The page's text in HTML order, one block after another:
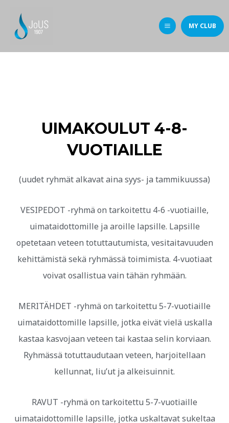
MY CLUB
UIMAKOULUT 4-8-
VUOTIAILLE
(uudet ryhmät alkavat aina syys- ja tammikuussa)
VESIPEDOT -ryhmä on tarkoitettu 4-6 -vuotiaille,
uimataidottomille ja aroille lapsille. Lapsille
opetetaan veteen totuttautumista, vesitaitavuuden
kehittämistä sekä ryhmässä toimimista. 4-vuotiaat
voivat osallistua vain tähän ryhmään.
MERITÄHDET -ryhmä on tarkoitettu 5-7-vuotiaille
uimataidottomille lapsille, jotka eivät vielä uskalla
kastaa kasvojaan veteen tai kastaa selin korviaan.
Ryhmässä totuttaudutaan veteen, harjoitellaan
kellunnat, liu’ut ja alkeisuinnit.
RAVUT -ryhmä on tarkoitettu 5-7-vuotiaille
uimataidottomille lapsille, jotka uskaltavat sukeltaa